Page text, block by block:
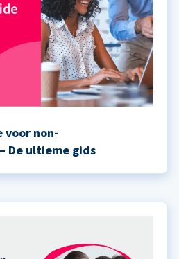
voor non-
De ultieme gids